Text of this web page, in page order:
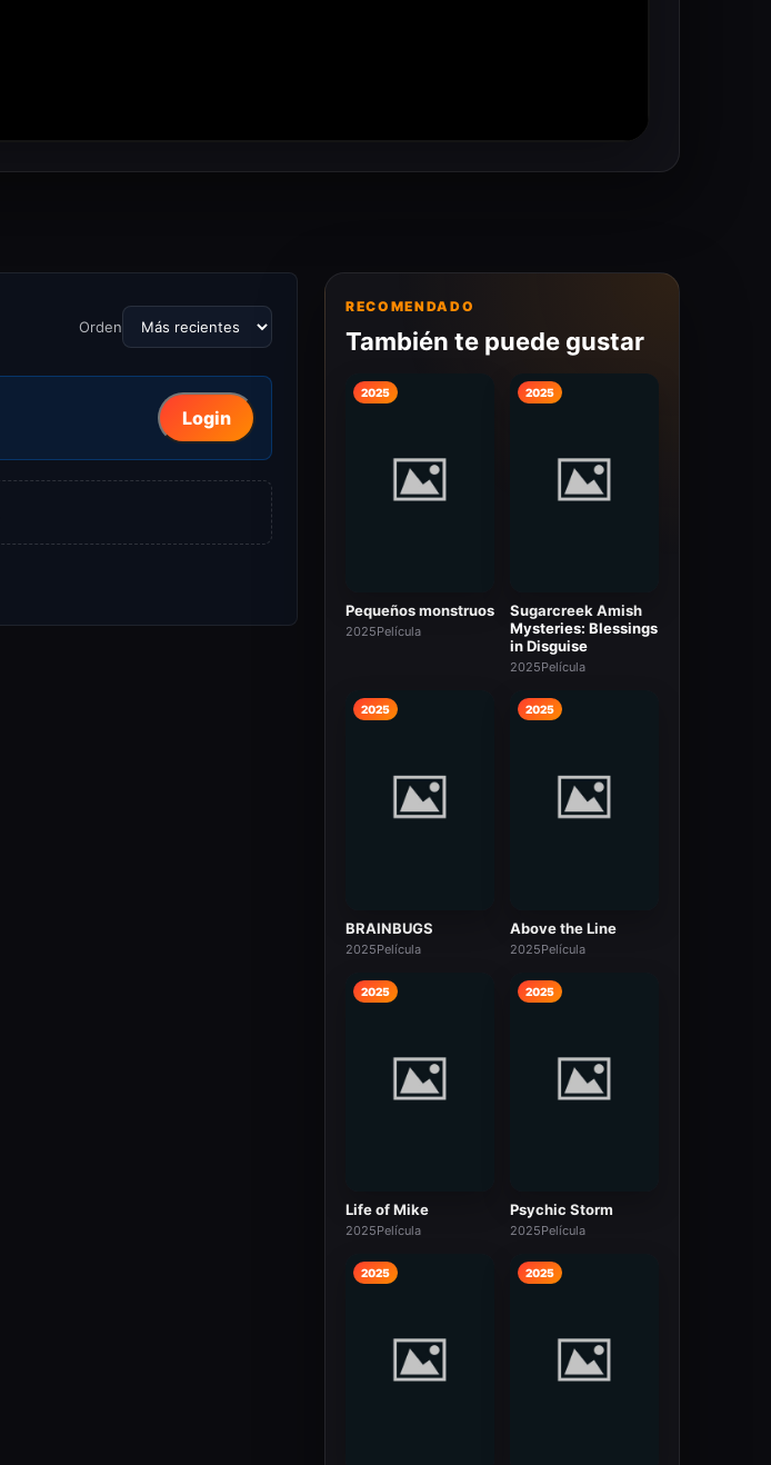
Orden
Login
RECOMENDADO
También te puede gustar
2025
Pequeños monstruos
2025Película
2025
Sugarcreek Amish
Mysteries: Blessings
in Disguise
2025Película
2025
BRAINBUGS
2025Película
2025
Above the Line
2025Película
2025
Life of Mike
2025Película
2025
Psychic Storm
2025Película
2025 2025